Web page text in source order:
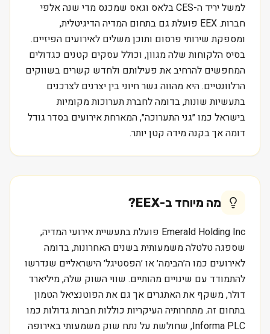
למשל יריד ה-CES בלאס וגאס שמכנס מדי שנה אלפי
חברות. EEX פועלת גם בתחום המדיה הדיגיטלית,
ומספקת שירותי פרסום ותוכן משלים לאירועים הפיזיים.
בסיס הלקוחות שלה מגוון, וכולל עסקים קטנים כגדולים
המחפשים להרחיב את פעילותם ולחדש קשרים בשווקים
הרלוונטיים. היא מהווה גשר חיוני בין יצרנים לצרכנים
בתעשיות שונות, בדומה לחברת תערוכות מקומיות
בישראל כמו ״גני התערוכה״, המארחת אירועים בסדר גודל
דומה אך בקנה מידה קטן יותר.
מה מיוחד ב-EEX
?
Emerald Holding Inc פועלת בתעשיית אירועי המדיה,
שספגה טלטלה משמעותית בשנים האחרונות, בדומה
לאירועים כמו ה׳הבימה׳ או ׳הפסטיגל׳ הישראליים שנדרשו
להתמודד עם שינויים מהותיים. שווי השוק שלה, מיליארד
דולר, משקף את האתגרים אך גם את הפוטנציאל הטמון
בתחום זה. מתחרותיה העיקריות כוללות חברות גדולות כמו
Informa PLC, שחולשת על נתח שוק משמעותי באירופה